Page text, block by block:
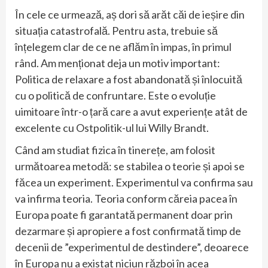
În cele ce urmează, aș dori să arăt căi de ieșire din
situația catastrofală. Pentru asta, trebuie să
înțelegem clar de ce ne aflăm în impas, în primul
rând. Am menționat deja un motiv important:
Politica de relaxare a fost abandonată și înlocuită
cu o politică de confruntare. Este o evoluție
uimitoare într-o țară care a avut experiențe atât de
excelente cu Ostpolitik-ul lui Willy Brandt.
Când am studiat fizica în tinerețe, am folosit
următoarea metodă: se stabilea o teorie și apoi se
făcea un experiment. Experimentul va confirma sau
va infirma teoria. Teoria conform căreia pacea în
Europa poate fi garantată permanent doar prin
dezarmare și apropiere a fost confirmată timp de
decenii de ”experimentul de destindere”, deoarece
în Europa nu a existat niciun război în acea